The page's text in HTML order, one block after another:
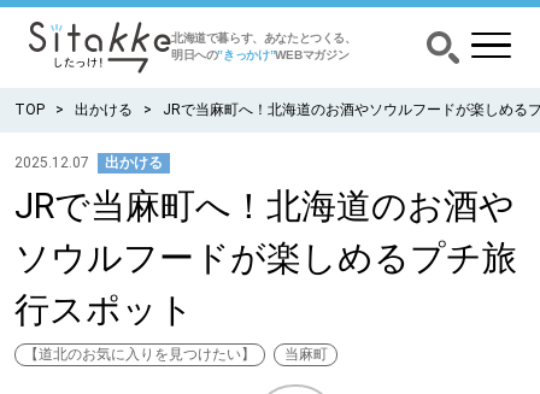
北海道で暮らす、あなたとつくる、
明日への”きっかけ”WEBマガジン
CATEGORY カテゴリー
食べる
出かける
TOP 出かける JRで当麻町へ！北海道のお酒やソウルフードが楽しめる
2025.12.07 出かける
JRで当麻町へ！北海道のお酒や
ソウルフードが楽しめるプチ旅
行スポット
【道北のお気に入りを見つけたい】 当麻町